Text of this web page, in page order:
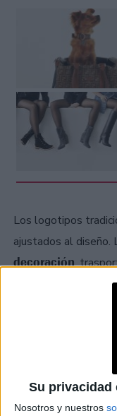
Su privacidad
Nosotros y nuestros
Los logotipos
ajustados al diseño.
decoración,
con ayuda de la
dulces y
tiempo limitado, sus